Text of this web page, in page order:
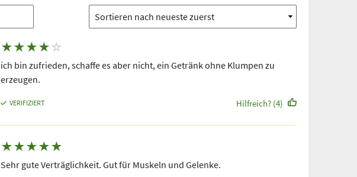
★★★★ ☆
ich bin zufrieden, schaffe es aber nicht, ein Getränk ohne Klumpen zu
erzeugen.
VERIFIZIERT Hilfreich? (4)
★★★★★
Sehr gute Verträglichkeit. Gut für Muskeln und Gelenke.